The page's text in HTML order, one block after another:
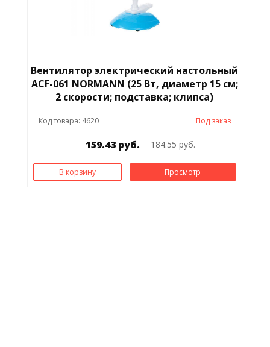
Вентилятор электрический настольный
ACF-061 NORMANN (25 Вт, диаметр 15 см;
2 скорости; подставка; клипса)
Код товара: 4620 Под заказ
159.43 руб. 184.55 руб.
В корзину Просмотр